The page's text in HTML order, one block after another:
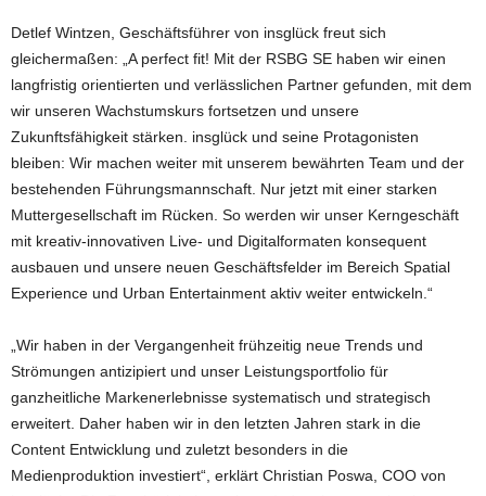
Detlef Wintzen, Geschäftsführer von insglück freut sich
gleichermaßen: „A perfect fit! Mit der RSBG SE haben wir einen
langfristig orientierten und verlässlichen Partner gefunden, mit dem
wir unseren Wachstumskurs fortsetzen und unsere
Zukunftsfähigkeit stärken. insglück und seine Protagonisten
bleiben: Wir machen weiter mit unserem bewährten Team und der
bestehenden Führungsmannschaft. Nur jetzt mit einer starken
Muttergesellschaft im Rücken. So werden wir unser Kerngeschäft
mit kreativ-innovativen Live- und Digitalformaten konsequent
ausbauen und unsere neuen Geschäftsfelder im Bereich Spatial
Experience und Urban Entertainment aktiv weiter entwickeln.“
„Wir haben in der Vergangenheit frühzeitig neue Trends und
Strömungen antizipiert und unser Leistungsportfolio für
ganzheitliche Markenerlebnisse systematisch und strategisch
erweitert. Daher haben wir in den letzten Jahren stark in die
Content Entwicklung und zuletzt besonders in die
Medienproduktion investiert“, erklärt Christian Poswa, COO von